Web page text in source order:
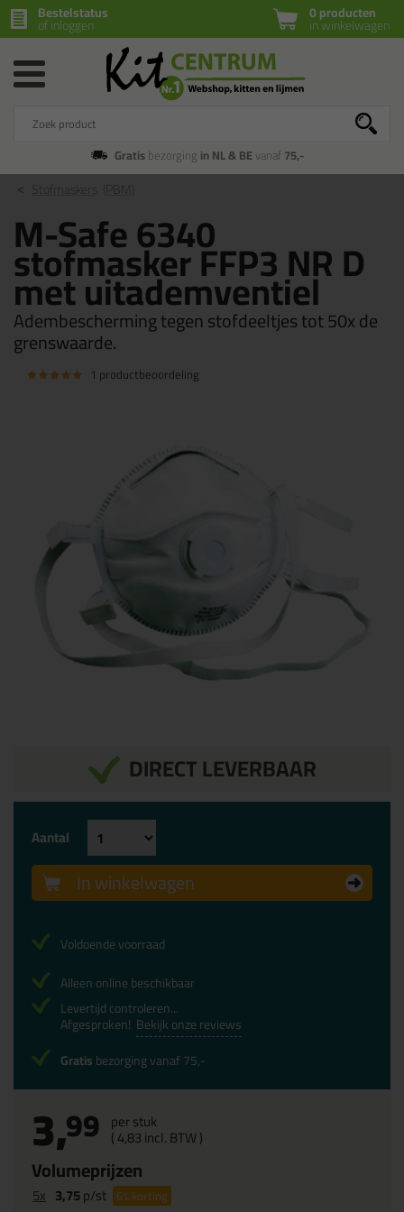
0 producten
in winkelwagen
Bestelstatus
of inloggen
Gratisbezorging in NL & BEvanaf75,-
Stofmaskers
M-Safe 6340
stofmasker FFP3 NR D
met uitademventiel
Adembescherming tegen stofdeeltjes tot 50x de
grenswaarde.
1 productbeoordeling
DIRECT LEVERBAAR
3,99 per stuk
(4,83incl. BTW )
Volumeprijzen
5x 3,75p/st 6%korting
Aantal
In winkelwagen
Voldoende voorraad
Alleen online beschikbaar
Levertijd controleren...
Afgesproken! Bekijk onze reviews
Gratisbezorging vanaf 75,-